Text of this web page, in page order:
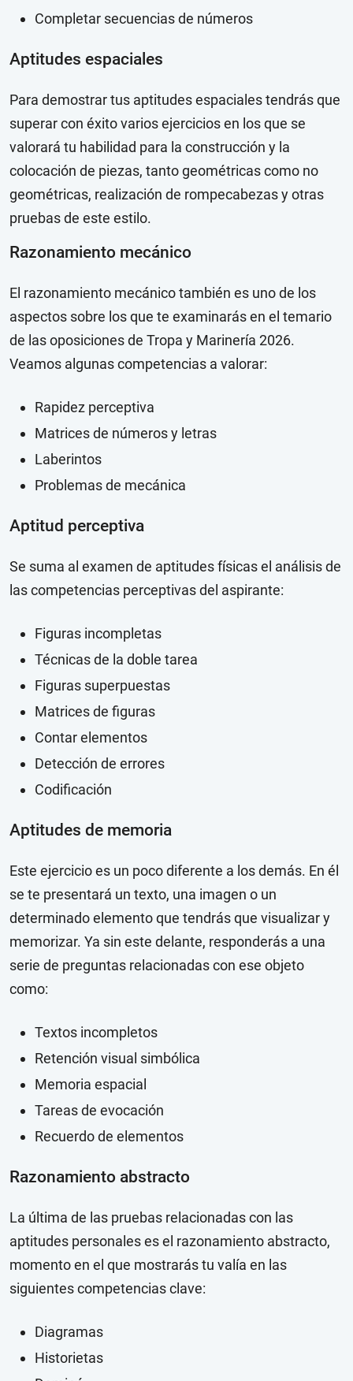
Completar secuencias de números
Aptitudes espaciales
Para demostrar tus aptitudes espaciales tendrás que
superar con éxito varios ejercicios en los que se
valorará tu habilidad para la construcción y la
colocación de piezas, tanto geométricas como no
geométricas, realización de rompecabezas y otras
pruebas de este estilo.
Razonamiento mecánico
El razonamiento mecánico también es uno de los
aspectos sobre los que te examinarás en el temario
de las oposiciones de Tropa y Marinería 2026.
Veamos algunas competencias a valorar:
Rapidez perceptiva
Matrices de números y letras
Laberintos
Problemas de mecánica
Aptitud perceptiva
Se suma al examen de aptitudes físicas el análisis de
las competencias perceptivas del aspirante:
Figuras incompletas
Técnicas de la doble tarea
Figuras superpuestas
Matrices de figuras
Contar elementos
Detección de errores
Codificación
Aptitudes de memoria
Este ejercicio es un poco diferente a los demás. En él
se te presentará un texto, una imagen o un
determinado elemento que tendrás que visualizar y
memorizar. Ya sin este delante, responderás a una
serie de preguntas relacionadas con ese objeto
como:
Textos incompletos
Retención visual simbólica
Memoria espacial
Tareas de evocación
Recuerdo de elementos
Razonamiento abstracto
La última de las pruebas relacionadas con las
aptitudes personales es el razonamiento abstracto,
momento en el que mostrarás tu valía en las
siguientes competencias clave:
Diagramas
Historietas